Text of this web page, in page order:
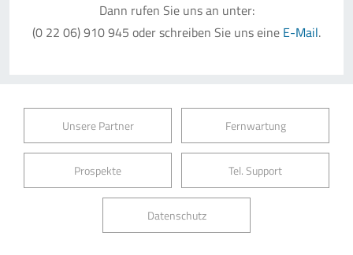
Dann rufen Sie uns an unter:
(0 22 06) 910 945 oder schreiben Sie uns eine E-Mail.
Unsere Partner Fernwartung
Prospekte Tel. Support
Datenschutz